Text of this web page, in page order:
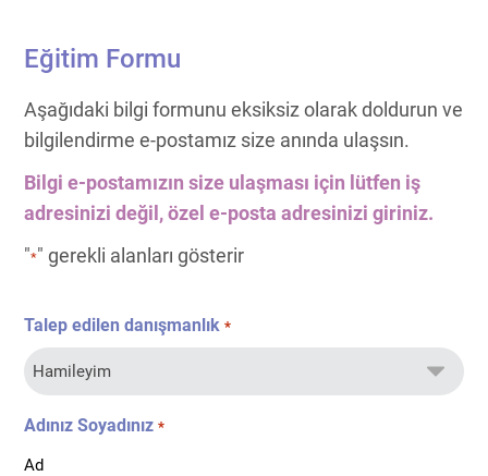
Eğitim Formu
Aşağıdaki bilgi formunu eksiksiz olarak doldurun ve
bilgilendirme e-postamız size anında ulaşsın.
Bilgi e-postamızın size ulaşması için lütfen iş
adresinizi değil, özel e-posta adresinizi giriniz.
"*" gerekli alanları gösterir
Talep edilen danışmanlık *
Adınız Soyadınız *
Ad